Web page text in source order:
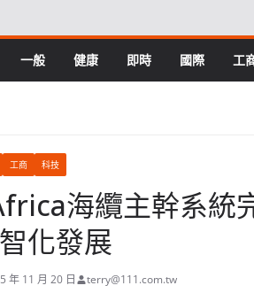
一般 健康 即時 國際 工
工商 科技
海纜主幹系統
化發展
年 11 月 20 日 terry@111.com.tw